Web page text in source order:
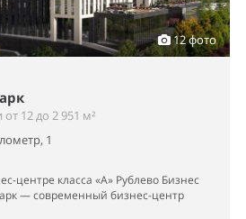
12 фото
12 до 2 951 м²
1
центре класса «А» Рублево Бизнес
— современный бизнес-центр